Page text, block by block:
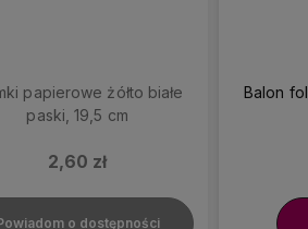
papierowe żółto białe
paski, 19,5 cm
2,60 zł
o dostępności
Balon